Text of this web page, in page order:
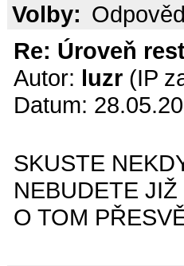
Volby:
Re: Úroveň
Autor: luzr (IP
Datum:
SKUSTE
NEBUDETE
O TOM